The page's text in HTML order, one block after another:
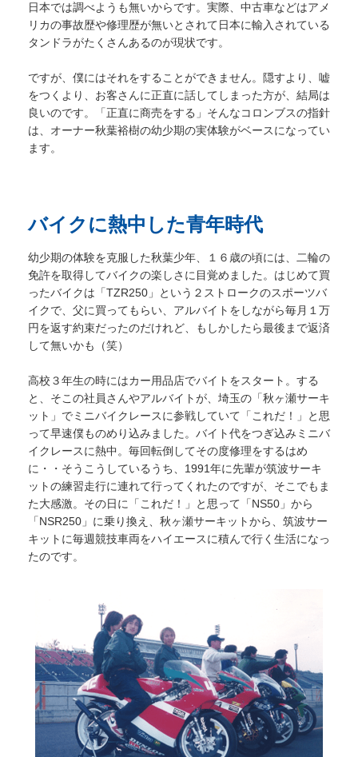
日本では調べようも無いからです。実際、中古車などはアメ
リカの事故歴や修理歴が無いとされて日本に輸入されている
タンドラがたくさんあるのが現状です。
ですが、僕にはそれをすることができません。隠すより、嘘
をつくより、お客さんに正直に話してしまった方が、結局は
良いのです。「正直に商売をする」そんなコロンブスの指針
は、オーナー秋葉裕樹の幼少期の実体験がベースになってい
ます。
バイクに熱中した青年時代
幼少期の体験を克服した秋葉少年、１６歳の頃には、二輪の
免許を取得してバイクの楽しさに目覚めました。はじめて買
ったバイクは「TZR250」という２ストロークのスポーツバ
イクで、父に買ってもらい、アルバイトをしながら毎月１万
円を返す約束だったのだけれど、もしかしたら最後まで返済
して無いかも（笑）
高校３年生の時にはカー用品店でバイトをスタート。する
と、そこの社員さんやアルバイトが、埼玉の「秋ヶ瀬サーキ
ット」でミニバイクレースに参戦していて「これだ！」と思
って早速僕ものめり込みました。バイト代をつぎ込みミニバ
イクレースに熱中。毎回転倒してその度修理をするはめ
に・・そうこうしているうち、1991年に先輩が筑波サーキ
ットの練習走行に連れて行ってくれたのですが、そこでもま
た大感激。その日に「これだ！」と思って「NS50」から
「NSR250」に乗り換え、秋ヶ瀬サーキットから、筑波サー
キットに毎週競技車両をハイエースに積んで行く生活になっ
たのです。